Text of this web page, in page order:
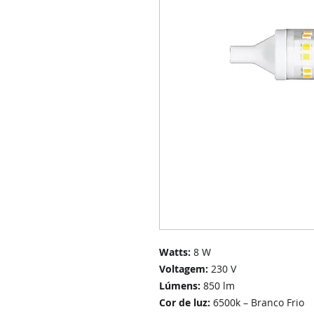
Watts: 8 W
Voltagem: 230 V
Lúmens: 850 lm
Cor de luz: 6500k – Branco Frio